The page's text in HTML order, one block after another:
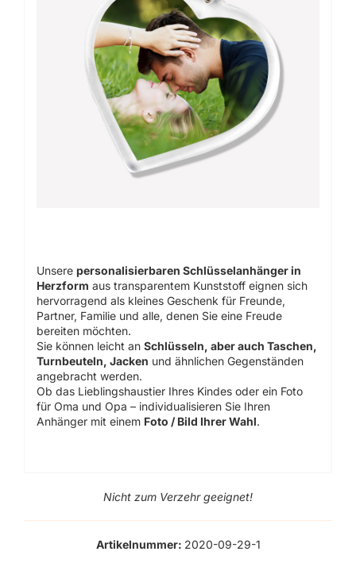
Unserepersonalisierbaren Schlüsselanhänger in
Herzform aus transparentem Kunststoff eignen sich
hervorragend als kleines Geschenk für Freunde,
Partner, Familie und alle, denen Sie eine Freude
bereiten möchten.
Sie können leicht anSchlüsseln, aber auch Taschen,
Turnbeuteln, Jacken und ähnlichen Gegenständen
angebracht werden.
Ob das Lieblingshaustier Ihres Kindes oder ein Foto
für Oma und Opa – individualisieren Sie Ihren
Anhänger mit einem Foto / Bild Ihrer Wahl.
Nicht zum Verzehr geeignet!
Artikelnummer: 2020-09-29-1